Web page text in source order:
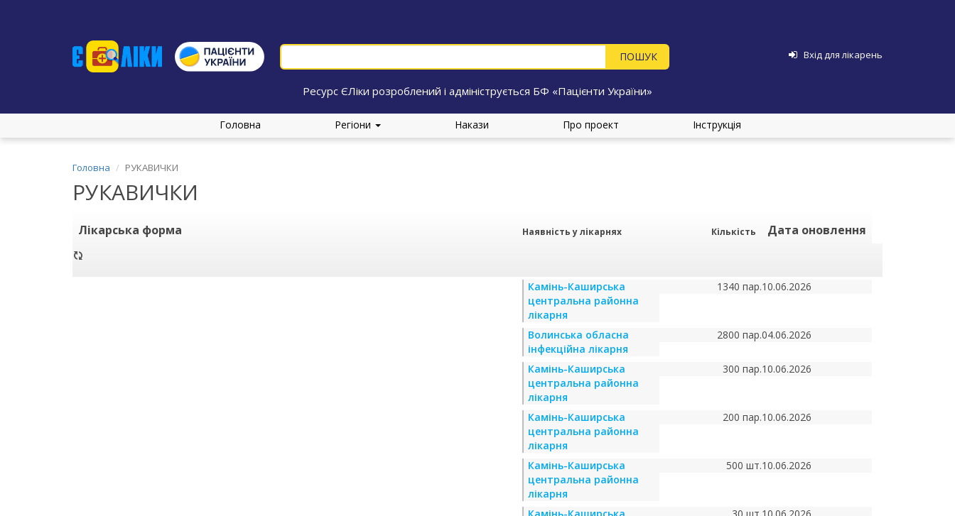
Вхід для лікарень
Ресурс ЄЛіки розроблений і адмініструється БФ «Пацієнти України»
Головна Регіони Накази Про проект Інструкція
Головна РУКАВИЧКИ
РУКАВИЧКИ
Лікарська форма Наявність у лікарнях Кількість Дата оновлення
Камінь-Каширська
центральна районна
лікарня
1340 пар.10.06.2026
Волинська обласна
інфекційна лікарня
2800 пар.04.06.2026
Камінь-Каширська
центральна районна
лікарня
300 пар.10.06.2026
Камінь-Каширська
центральна районна
лікарня
200 пар.10.06.2026
Камінь-Каширська
центральна районна
лікарня
500 шт.10.06.2026